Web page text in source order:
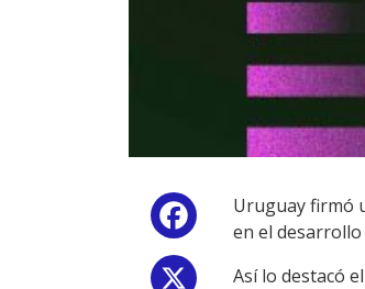
Facebook
Uruguay firmó
en el
Así lo destacó